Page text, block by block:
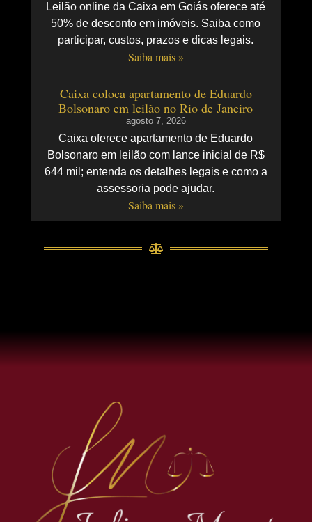
Leilão online da Caixa em Goiás oferece até
50% de desconto em imóveis. Saiba como
participar, custos, prazos e dicas legais.
Saiba mais »
Caixa coloca apartamento de Eduardo
Bolsonaro em leilão no Rio de Janeiro
agosto 7, 2026
Caixa oferece apartamento de Eduardo
Bolsonaro em leilão com lance inicial de R$
644 mil; entenda os detalhes legais e como a
assessoria pode ajudar.
Saiba mais »